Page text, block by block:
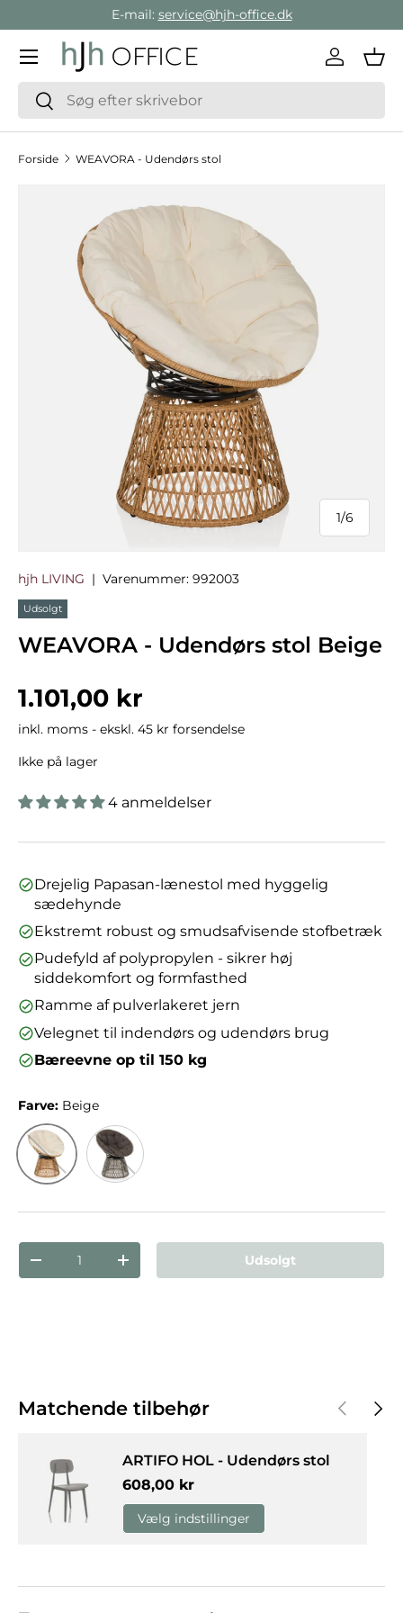
Gå direkte til indholdet
E-mail: service@hjh-office.dk
SøgSøg
Log ind
Menu
Forside WEAVORA - Udendørs stol
Hop til produktinformation
1/
af
6
hjh LIVING | Varenummer: 992003
Udsolgt
WEAVORA - Udendørs stol Beige
Normalpris
1.101,00 kr
inkl. moms - ekskl. 45 kr forsendelse
Ikke på lager
4 anmeldelser
Drejelig Papasan-lænestol med hyggelig
sædehynde
Ekstremt robust og smudsafvisende stofbetræk
Pudefyld af polypropylen - sikrer høj
siddekomfort og formfasthed
Ramme af pulverlakeret jern
Velegnet til indendørs og udendørs brug
Bæreevne op til 150 kg
Farve: Beige
Beige
Antal
Reducer mængdenForøg mængden Udsolgt
Matchende tilbehør Forrige
ARTIFO HOL - Udendørs stol
Normalpris
608,00 kr
Vælg indstillinger